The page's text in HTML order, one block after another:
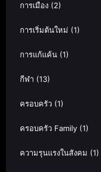
การเมือง (2)
การเริ่มต้นใหม่ (1)
การแก้แค้น (1)
กีฬา (13)
ครอบครัว (1)
ครอบครัว Family (1)
ความรุนแรงในสังคม (1)